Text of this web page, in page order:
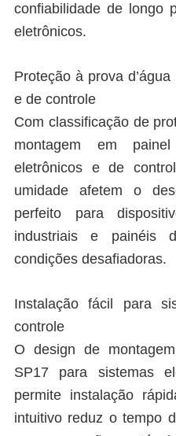
confiabilidade de longo
eletrônicos.
Proteção à prova
e de controle
Com classificação de
montagem em
eletrônicos e de
umidade afetem o
perfeito para
industriais e painéis
condições desafiadoras.
Instalação fácil para
controle
O design de
SP17 para sistemas
permite instalação
intuitivo reduz o tempo